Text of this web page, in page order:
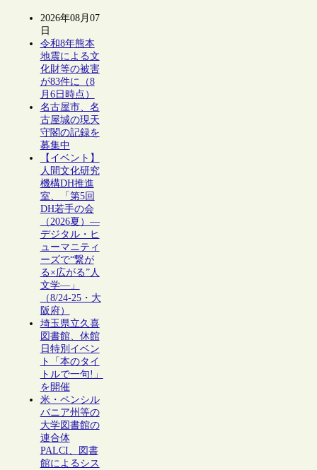
2026年08月07
日
令和8年熊本
地震による文
化財等の被害
が83件に（8
月6日時点）
名古屋市、名
古屋城の現天
守閣の記録を
募集中
【イベント】
人間文化研究
機構DH推進
室、「第5回
DH若手の会
（2026夏）―
デジタル・ヒ
ューマニティ
ーズで“繋が
る×広がる”人
文学―」
（8/24-25・大
阪府）
埼玉県立久喜
図書館、休館
日特別イベン
ト「本のタイ
トルで一句!」
を開催
米・ペンシル
バニア州等の
大学図書館の
連合体
PALCI、図書
館によるシス